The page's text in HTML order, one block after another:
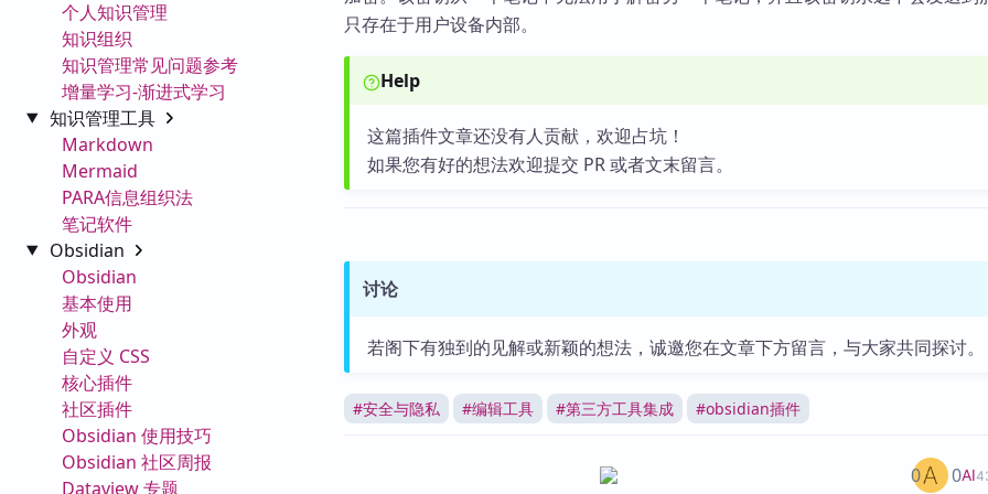
个人知识管理
知识组织
知识管理常见问题参考
增量学习-渐进式学习
知识管理工具
Markdown
Mermaid
PARA信息组织法
笔记软件
Obsidian
Obsidian
基本使用
外观
自定义 CSS
核心插件
社区插件
Obsidian 使用技巧
Obsidian 社区周报
Dataview 专题
只存在于用户设备内部。
Help
这篇插件文章还没有人贡献，欢迎占坑！
如果您有好的想法欢迎提交 PR 或者文末留言。
讨论
若阁下有独到的见解或新颖的想法，诚邀您在文章下方留言，与大家共同探讨。
#安全与隐私 #编辑工具 #第三方工具集成 #obsidian插件
AI
0 0